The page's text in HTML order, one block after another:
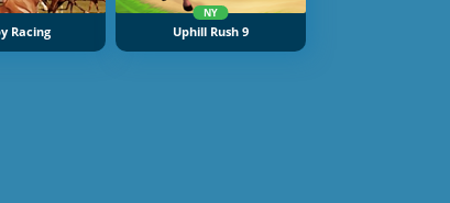
Racing
NY
Uphill Rush 9